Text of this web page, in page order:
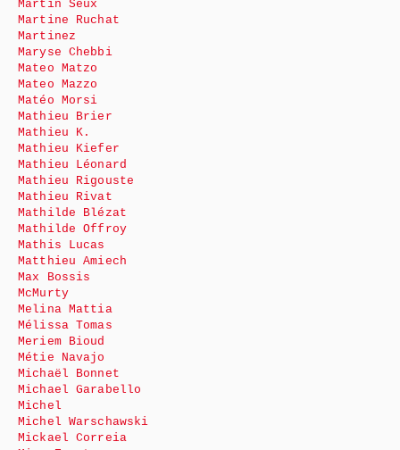
Martin Seux
Martine Ruchat
Martinez
Maryse Chebbi
Mateo Matzo
Mateo Mazzo
Matéo Morsi
Mathieu Brier
Mathieu K.
Mathieu Kiefer
Mathieu Léonard
Mathieu Rigouste
Mathieu Rivat
Mathilde Blézat
Mathilde Offroy
Mathis Lucas
Matthieu Amiech
Max Bossis
McMurty
Melina Mattia
Mélissa Tomas
Meriem Bioud
Métie Navajo
Michaël Bonnet
Michael Garabello
Michel
Michel Warschawski
Mickael Correia